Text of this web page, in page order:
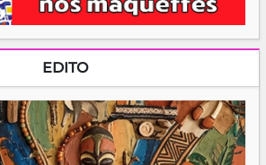
EDITO